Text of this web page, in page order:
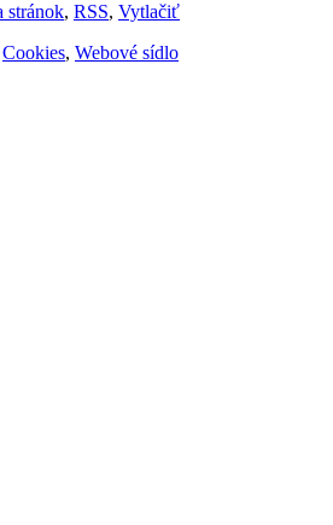
stránok, RSS, Vytlačiť
Cookies, Webové sídlo